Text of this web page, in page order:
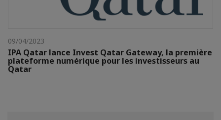
09/04/2023
IPA Qatar lance Invest Qatar Gateway, la première
plateforme numérique pour les investisseurs au
Qatar